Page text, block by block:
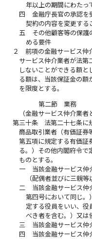
年以上の期間にわたっ
四
金融庁長官の承認を
契約の内容を変更する
五
その他顧客等の保護
める要件
２
前項の金融サービス仲
サービス仲介業者が法第
しないことができる額と
る額は、当該保証金の額
を限度とする。
第二節 業務
（金融サービス仲介業者
第三十条
法第二十七条に
商品取引業者（有価証券
第五項に規定する有価証
る。）その他内閣府令で
ものとする。
一
当該金融サービス仲
（配偶者並びに三親
二
当該金融サービス仲
第四号において同じ。
定する役員をいい、役
べき者を含む。）又は
三
当該金融サービス仲
四
当該金融サービス仲